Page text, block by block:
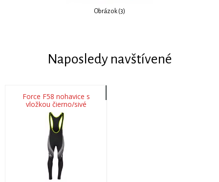
Obrázok (3)
Naposledy navštívené
Force F58 nohavice s
vložkou čierno/sivé